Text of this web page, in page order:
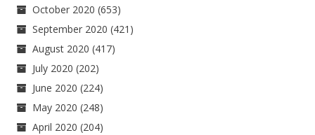
October 2020 (653)
September 2020 (421)
August 2020 (417)
July 2020 (202)
June 2020 (224)
May 2020 (248)
April 2020 (204)